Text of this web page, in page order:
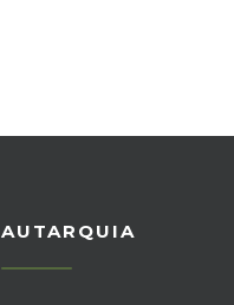
AUTARQUIA